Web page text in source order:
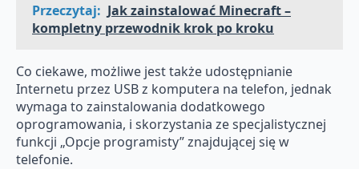
Przeczytaj: Jak zainstalować Minecraft –
kompletny przewodnik krok po kroku
Co ciekawe, możliwe jest także udostępnianie
Internetu przez USB z komputera na telefon, jednak
wymaga to zainstalowania dodatkowego
oprogramowania, i skorzystania ze specjalistycznej
funkcji „Opcje programisty” znajdującej się w
telefonie.